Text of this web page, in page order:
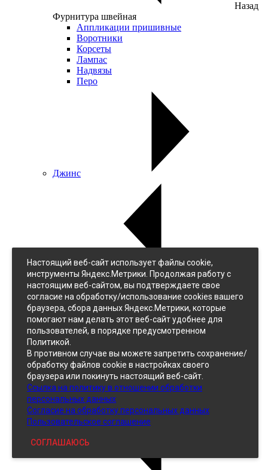
Назад
Фурнитура швейная
Аппликации пришивные
Воротники
Корсеты
Лампас
Надвязы
Перо
Джинс
Джинс
Однотонный
Принтованный
Кожзам
Настоящий веб-сайт использует файлы cookie,
инструменты Яндекс.Метрики. Продолжая работу с
настоящим веб-сайтом, вы подтверждаете свое
согласие на обработку/использование cookies вашего
браузера, сбора данных Яндекс.Метрики, которые
помогают нам делать этот веб-сайт удобнее для
пользователей, в порядке предусмотренном
Политикой.
В противном случае вы можете запретить сохранение/
обработку файлов cookie в настройках своего
браузера или покинуть настоящий веб-сайт.
Ссылка на политику в отношении обработки
персональных данных
Согласие на обработку персональных данных
Пользовательское соглашение
СОГЛАШАЮСЬ